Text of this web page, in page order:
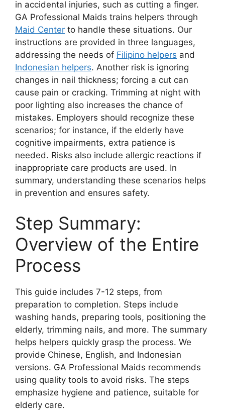
in accidental injuries, such as cutting a finger.
GA Professional Maids trains helpers through
Maid Center to handle these situations. Our
instructions are provided in three languages,
addressing the needs of Filipino helpers and
Indonesian helpers. Another risk is ignoring
changes in nail thickness; forcing a cut can
cause pain or cracking. Trimming at night with
poor lighting also increases the chance of
mistakes. Employers should recognize these
scenarios; for instance, if the elderly have
cognitive impairments, extra patience is
needed. Risks also include allergic reactions if
inappropriate care products are used. In
summary, understanding these scenarios helps
in prevention and ensures safety.
Step Summary:
Overview of the Entire
Process
This guide includes 7-12 steps, from
preparation to completion. Steps include
washing hands, preparing tools, positioning the
elderly, trimming nails, and more. The summary
helps helpers quickly grasp the process. We
provide Chinese, English, and Indonesian
versions. GA Professional Maids recommends
using quality tools to avoid risks. The steps
emphasize hygiene and patience, suitable for
elderly care.